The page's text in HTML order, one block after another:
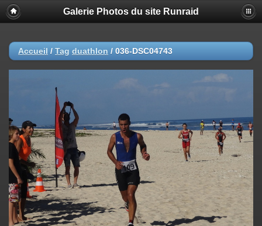
Galerie Photos du site Runraid
Accueil / Tag duathlon / 036-DSC04743